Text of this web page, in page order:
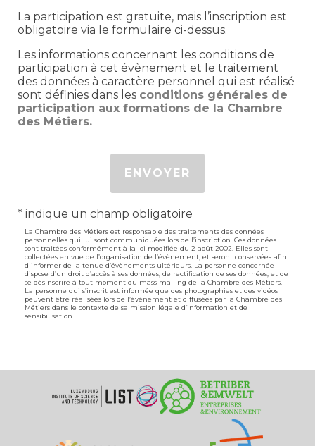
La participation est gratuite, mais l’inscription est
obligatoire via le formulaire ci-dessus.
Les informations concernant les conditions de
participation à cet évènement et le traitement
des données à caractère personnel qui est réalisé
sont définies dans les conditions générales de
participation aux formations de la Chambre
des Métiers.
ENVOYER
* indique un champ obligatoire
La Chambre des Métiers est responsable des traitements des données
personnelles qui lui sont communiquées lors de l’inscription. Ces données
sont traitées conformément à la loi modifiée du 2 août 2002. Elles sont
collectées en vue de l’organisation de l’évènement, et seront conservées afin
d'informer de la tenue d’évènements ultérieurs. La personne concernée
dispose d’un droit d’accès à ses données, de rectification de ses données, et de
se désinscrire à tout moment du mass mailing de la Chambre des Métiers.
La personne qui s’inscrit est informée que des photographies et des vidéos
peuvent être réalisées lors de l’évènement et diffusées par la Chambre des
Métiers dans le contexte de sa mission légale d’information et de
sensibilisation.